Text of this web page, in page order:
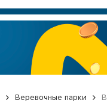
Веревочные парки